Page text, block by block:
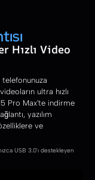
Hızlı Video
telefonunuza
ultra hızlı
Pro Max'te indirme
yazılım
ve
USB 3.0'ı destekleyen